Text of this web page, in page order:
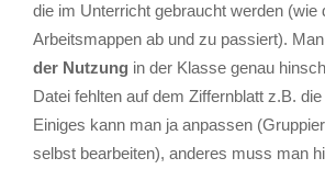
die im Unterricht gebraucht werden (wie
Arbeitsmappen ab und zu passiert).
der Nutzung in der Klasse genau
Datei fehlten auf dem Ziffernblatt z.B.
Einiges kann man ja anpassen
selbst bearbeiten), anderes muss man